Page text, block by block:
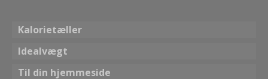
Kalorietæller
Idealvægt
Til din hjemmeside